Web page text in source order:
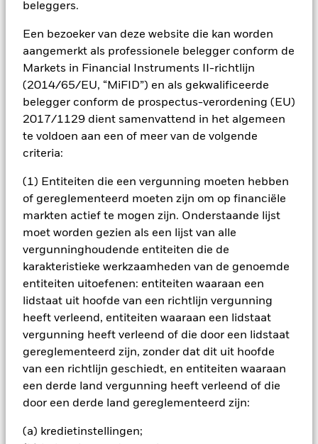
beleggers.
Een bezoeker van deze website die kan worden
aangemerkt als professionele belegger conform de
Markets in Financial Instruments II-richtlijn
(2014/65/EU, “MiFID”) en als gekwalificeerde
belegger conform de prospectus-verordening (EU)
2017/1129 dient samenvattend in het algemeen
te voldoen aan een of meer van de volgende
criteria:
(1) Entiteiten die een vergunning moeten hebben
of gereglementeerd moeten zijn om op financiële
markten actief te mogen zijn. Onderstaande lijst
moet worden gezien als een lijst van alle
vergunninghoudende entiteiten die de
karakteristieke werkzaamheden van de genoemde
entiteiten uitoefenen: entiteiten waaraan een
lidstaat uit hoofde van een richtlijn vergunning
heeft verleend, entiteiten waaraan een lidstaat
vergunning heeft verleend of die door een lidstaat
gereglementeerd zijn, zonder dat dit uit hoofde
van een richtlijn geschiedt, en entiteiten waaraan
een derde land vergunning heeft verleend of die
door een derde land gereglementeerd zijn:
(a) kredietinstellingen;
Fonds wereldwijd beleggen in aandeleneffecten (bijv.
effecten, geldmarktinstrumenten (GMI's) (bijv.
schuldinstrumenten met korte looptijden), door activa
gedekte effecten (ABS's) en door hypotheken gedekte
effecten (dit zijn financiële instrumenten die gedekt worden
fondsen (inclusief op de beurs verhandelde fondsen). De
aandelengerelateerde en vastrentende gerelateerde
effecten omvatten financiële derivaatinstrumenten (FDI's)
een of meerdere onderliggende activa). De vastrentende
effecten en de GMI's kunnen internationaal zijn uitgegeven
door overheden, overheidsagentschappen, ondernemingen
Bank voor Wederopbouw en Ontwikkeling) en kunnen
beleggingen omvatten met een relatief lage kredietrating of
zonder rating. De Beleggingsbeheerder (BB) gebruikt een
combinatie van systematische (d.w.z. regelgebaseerde)
modellen en discretionaire beleggingstechnieken die op de
streeft ernaar om beleggingskansen te identificeren binnen
een internationaal beleggingsuniversum op basis van de
volgende macro-economische categorieën: 'groei' (waarbij
wordt gelet op activa met aantrekkelijke blootstelling aan
economische groei), 'inflatie' (waarbij wordt gelet op
rendementen), 'beleid' (waarbij wordt gelet op landen met
monetaire beleidsregimes die geneigd zijn stappen te
ondernemen om economische groei te stimuleren) en 'prijs'